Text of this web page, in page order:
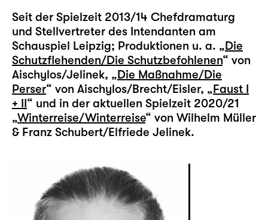
Seit der Spielzeit 2013/14 Chefdramaturg
und Stellvertreter des Intendanten am
Schauspiel Leipzig; Produktionen u. a. „Die
Schutzflehenden/Die Schutzbefohlenen“ von
Aischylos/Jelinek, „Die Maßnahme/Die
Perser“ von Aischylos/Brecht/Eisler, „Faust I
+ II“ und in der aktuellen Spielzeit 2020/21
„Winterreise/Winterreise“ von Wilhelm Müller
& Franz Schubert/Elfriede Jelinek.